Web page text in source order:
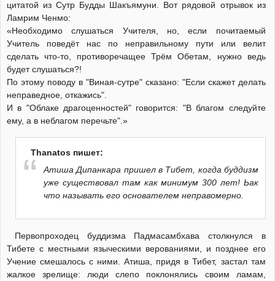
цитатой из Сутр Будды Шакъямуни. Вот рядовой отрывок из
Ламрим Ченмо:
«Необходимо слушаться Учителя, но, если почитаемый
Учитель поведёт нас по неправильному пути или велит
сделать что-то, противоречащее Трём Обетам, нужно ведь
будет слушаться?!
По этому поводу в "Виная-сутре" сказано: "Если скажет делать
неправедное, откажись".
И в "Облаке драгоценностей" говорится: "В благом следуйте
ему, а в неблагом перечьте".»
Thanatos пишет:
Атиша Дипанкара пришел в Тибет, когда буддизм
уже существовал там как минимум 300 лет! Ьак
что называть его основателем неправомерно.
Первопроходец буддизма Падмасамбхава столкнулся в
Тибете с местными языческими верованиями, и позднее его
Учение смешалось с ними. Атиша, придя в Тибет, застал там
жалкое зрелище: люди слепо поклонялись своим ламам,